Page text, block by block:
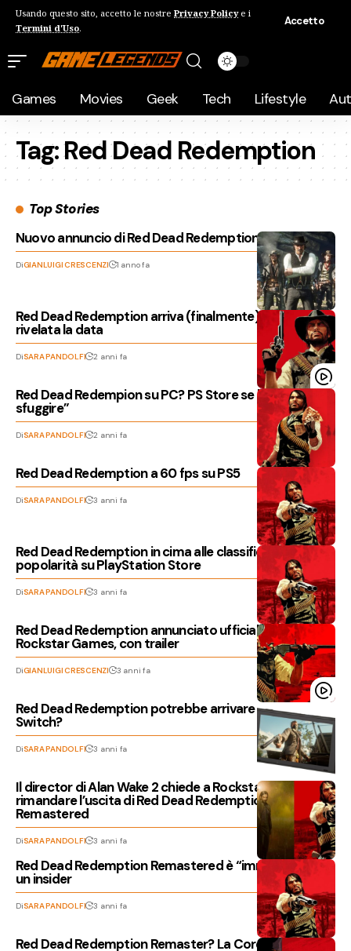
Usando questo sito, accetto le nostre Privacy Policye i
Termini d'Uso.
Accetto
Games Movies Geek Tech Lifestyle
Tag:Red Dead Redemption
Top Stories
Nuovo annuncio di Red Dead Redemption in arrivo?
DiGIANLUIGI CRESCENZI 1 anno fa
Red Dead Redemption arriva (finalmente) su PC:
rivelata la data
DiSARA PANDOLFI 2 anni fa
Red Dead Redempion su PC? PS Store se lo è “lasciato
sfuggire”
DiSARA PANDOLFI 2 anni fa
Red Dead Redemption a 60 fps su PS5
DiSARA PANDOLFI 3 anni fa
Red Dead Redemption in cima alle classifiche di
popolarità su PlayStation Store
DiSARA PANDOLFI 3 anni fa
Red Dead Redemption annunciato ufficialmente da
Rockstar Games, con trailer
DiGIANLUIGI CRESCENZI 3 anni fa
Red Dead Redemption potrebbe arrivare su Nintendo
Switch?
DiSARA PANDOLFI 3 anni fa
Il director di Alan Wake 2 chiede a Rockstar di
rimandare l’uscita di Red Dead Redemption
Remastered
DiSARA PANDOLFI 3 anni fa
Red Dead Redemption Remastered è “imminente” per
un insider
DiSARA PANDOLFI 3 anni fa
Red Dead Redemption Remaster? La Corea sembra